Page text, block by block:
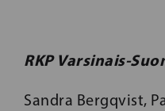
RKP Varsinais-
Sandra Bergqvist,